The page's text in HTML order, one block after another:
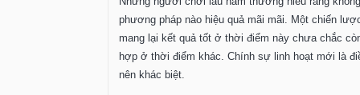
phương pháp nào hiệu quả mãi mãi. Một chiến
mang lại kết quả tốt ở thời điểm này chưa chắc
hợp ở thời điểm khác. Chính sự linh hoạt mới là
nên khác biệt.